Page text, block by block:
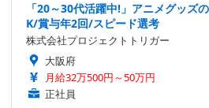
「20～30代活躍中!」アニメグッズ
K/賞与年2回/スピード選考
株式会社プロジェクトトリガー
大阪府
月給32万500円～50万円
正社員